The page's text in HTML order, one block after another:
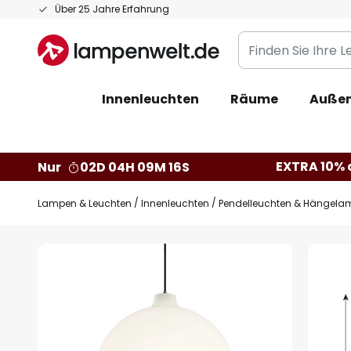
Über 25 Jahre Erfahrung
Zum
springen
Finden
Sie
Leuchte...
Innenleuchten Räume
Nur
02D 04H 09M 15S EXTRA
Lampen & Leuchten Innenleuchten Pendelleuchten &